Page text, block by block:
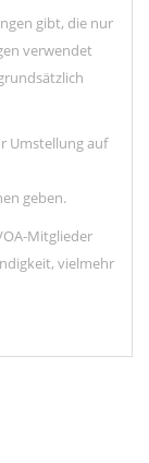
gibt, die nur
verwendet
Umstellung auf
geben.
Mitglieder
vielmehr